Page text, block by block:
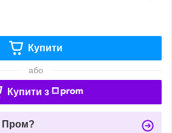
Купити
або
Купити з
Пром?